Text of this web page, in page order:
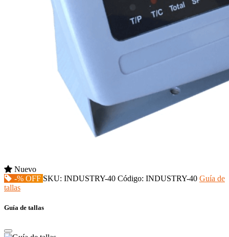
Nuevo
-% OFF SKU: INDUSTRY-40 Código: INDUSTRY-40 Guía de
tallas
Guía de tallas